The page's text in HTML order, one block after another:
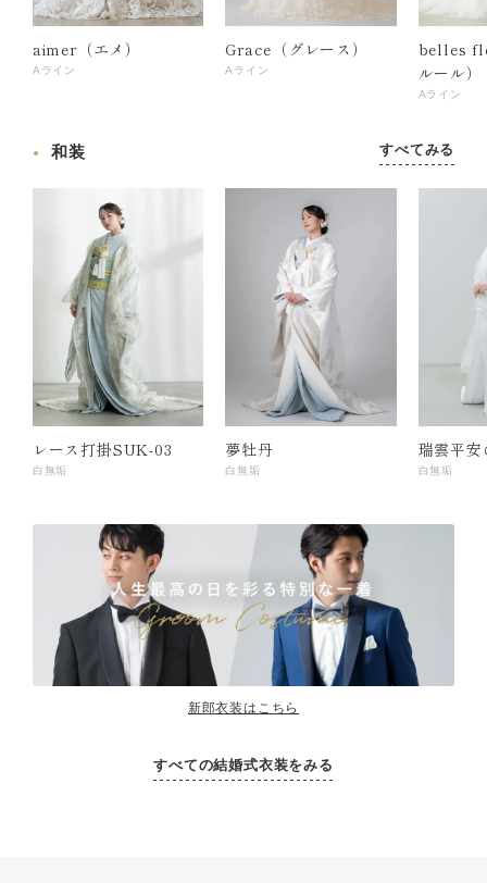
aimer（エメ）
Aライン
Grace（グレース）
Aライン
belles
ルール）
Aライン
和装 すべてみる
レース打掛SUK-03
白無垢
夢牡丹
白無垢
瑞雲平安
白無垢
新郎衣装はこちら
すべての結婚式衣装をみる